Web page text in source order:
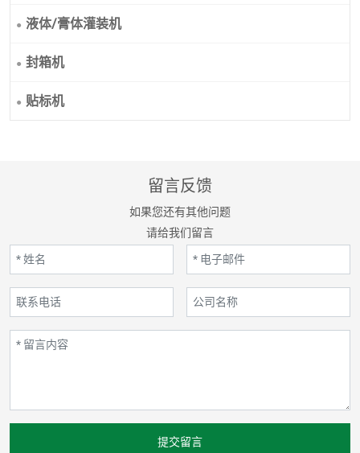
液体/膏体灌装机
封箱机
贴标机
留言反馈
如果您还有其他问题
请给我们留言
提交留言